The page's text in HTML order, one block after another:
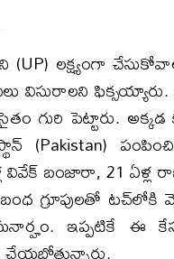
లక్ష్యంగా
విసురాలని
గురి పెట్టారు.
(Pakistan)
బంజారా, 21 ఏళ్ల
గ్రూపులతో టచ్‌లోకి
ఇప్పటికే ఈ